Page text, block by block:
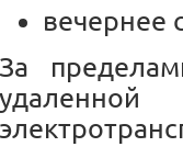
вечернее
За